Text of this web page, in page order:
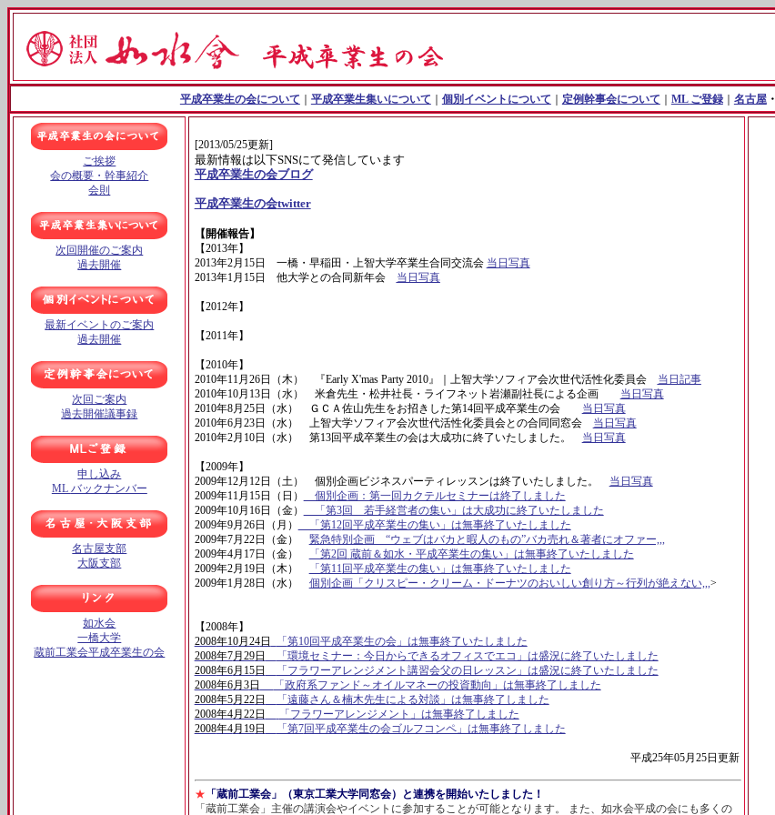
平成卒業生の会について ｜ 平成卒業生集いについて ｜ 個別イベントについて ｜ 定例幹事会について ｜ ML ご登録｜ 名古屋・
ご挨拶
会の概要・幹事紹介
会則
次回開催のご案内
過去開催
最新イベントのご案内
過去開催
次回ご案内
過去開催議事録
申し込み
ML バックナンバー
名古屋支部
大阪支部
如水会
一橋大学
蔵前工業会平成卒業生の会
[2013/05/25更新]
最新情報は以下SNSにて発信しています
平成卒業生の会ブログ
平成卒業生の会twitter
【開催報告】
【2013年】
2013年2月 15日 一橋・早稲田・上智大学卒業生合同交流会 当日写真
2013年1 月 15日 他大学との合同新年会 当日写真
【2012年】
【2011年】
【2010年】
2010年11 月26日（木） 『Early X'masParty 2010』｜上智大学ソフィア会次世代活性化委員会 当日記事
2010年10月 13日（水） 米倉先生・松井社長・ライフネット岩瀬副社長による企画 当日写真
2010年8月25日（水） ＧＣＡ佐山先生をお招きした第14回平成卒業生の会 当日写真
2010年6月23日（水） 上智大学ソフィア会次世代活性化委員会との合同同窓会 当日写真
2010年2月 10日（水） 第13回平成卒業生の会は大成功に終了いたしました。 当日写真
【2009年】
2009年12月 12日（土） 個別企画ビジネスパーティレッスンは終了いたしました。 当日写真
2009年11 月 15日（日）
個別企画：第一回カクテルセミナーは終了しました
2009年10月 16日（金） 「第3回 若手経営者の集い」は大成功に終了いたしました
2009年9月26日（月） 「第12回平成卒業生の集い」は無事終了いたしました
2009年7月22日（金） 緊急特別企画 “ウェブはバカと暇人のもの”バカ売れ＆著者にオファー,,,
2009年4月 17日（金） 「第2回 蔵前＆如水・平成卒業生の集い」は無事終了いたしました
2009年2月 19日（木） 「第11 回平成卒業生の集い」は無事終了いたしました
2009年1 月28日（水） 個別企画「クリスピー・クリーム・ドーナツのおいしい創り方～行列が絶えない,,, >
【2008年】
2008年10月24日 「第10回平成卒業生の会」は無事終了いたしました
2008年7月29日
「環境セミナー：今日からできるオフィスでエコ」は盛況に終了いたしました
2008年6月15日
「フラワーアレンジメント講習会父の日レッスン」は盛況に終了いたしました
2008年6月3日
「政府系ファンド～オイルマネーの投資動向」は無事終了しました
2008年5月22日
「遠藤さん＆楠木先生による対談」は無事終了しました
2008年4月22日 「フラ ワーアレンジメント」は無事終了しました
2008年4月19日 「第7回平成卒業生の会ゴルフコンペ」は無事終了しました
平成25年05月25日更新
★ 「蔵前工業会」（東京工業大学同窓会）と連携を開始いたしました！
「蔵前工業会」主催の講演会やイベントに参加することが可能となります。 また、如水会平成の会にも多くの